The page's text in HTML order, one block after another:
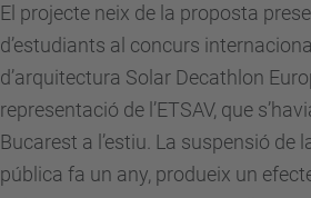
El projecte neix de la proposta
d’estudiants al concurs
d’arquitectura Solar Decathlon
representació de l’ETSAV, que
Bucarest a l’estiu. La suspensió de
pública fa un any, produeix un